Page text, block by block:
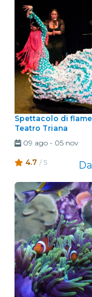
Spettacolo di
Teatro Triana
09 ago- 05 nov
4.7 / 5 Da